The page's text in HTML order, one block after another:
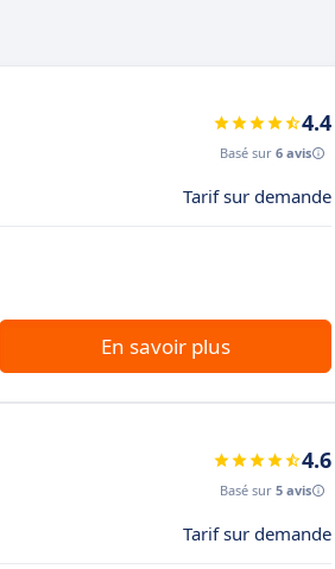
4.4
Basé sur 6 avis
Tarif sur demande
En savoir plus
4.6
Basé sur 5 avis
Tarif sur demande